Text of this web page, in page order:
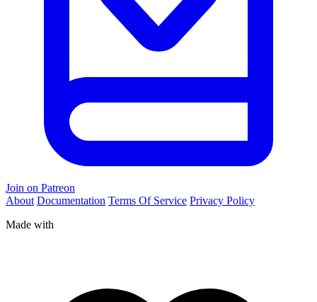
Join on Patreon
About Documentation Terms Of Service Privacy Policy
Made with